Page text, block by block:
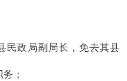
民政局副局长，免去其县
；